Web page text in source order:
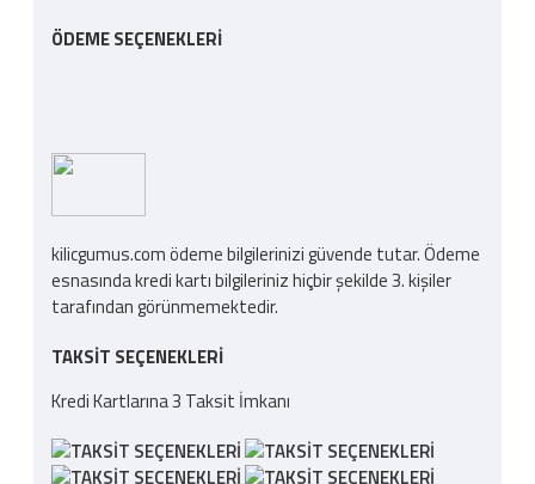
ÖDEME SEÇENEKLERI
kilicgumus.com ödeme bilgilerinizi güvende tutar. Ödeme
esnasında kredi kartı bilgileriniz hiçbir şekilde 3. kişiler
tarafından görünmemektedir.
TAKSIT SEÇENEKLERI
Kredi Kartlarına 3 Taksit İmkanı